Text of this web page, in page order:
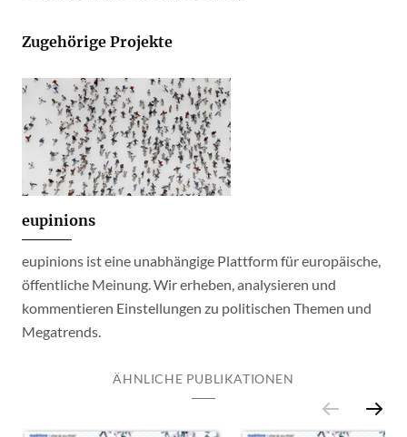
Zugehörige Projekte
eupinions
eupinions ist eine unabhängige Plattform für europäische,
öffentliche Meinung. Wir erheben, analysieren und
kommentieren Einstellungen zu politischen Themen und
Megatrends.
ÄHNLICHE PUBLIKATIONEN